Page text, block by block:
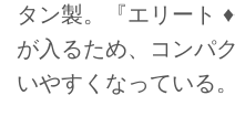
タン製。『エリート
が入るため、コンパ
いやすくなっている。